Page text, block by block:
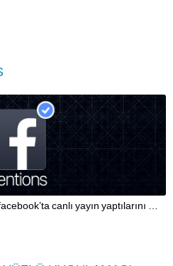
canlı yayın yaptılarını …